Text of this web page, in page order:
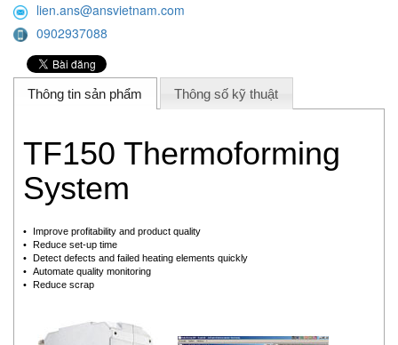
lien.ans@ansvietnam.com
0902937088
Thông tin sản phẩm Thông số kỹ thuật
TF150 Thermoforming
System
•
Improve profitability and product quality
•
Reduce set-up time
•
Detect defects and failed heating elements quickly
• Automate quality monitoring
•
Reduce scrap